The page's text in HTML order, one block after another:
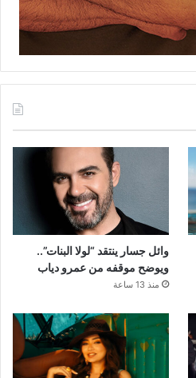
وائل جسار ينتقد “لولا البنات”..
ويوضح موقفه من عمرو دياب
منذ 13 ساعة